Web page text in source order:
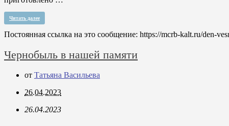
Читать далее
Постоянная ссылка на это сообщение: https://mcrb-kalt.ru/den-
Чернобыль в нашей памяти
от Татьяна Васильева
26.04.2023
26.04.2023